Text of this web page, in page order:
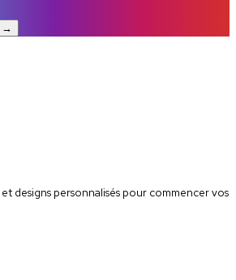
→
designs personnalisés pour commencer vos